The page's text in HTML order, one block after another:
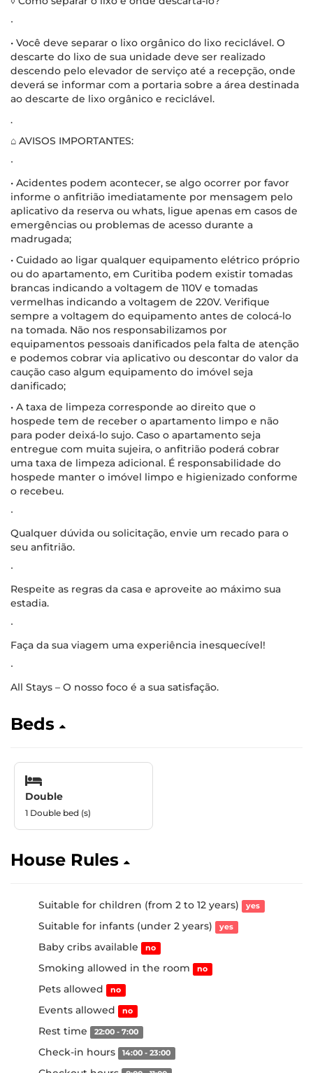
∙
• Você deve separar o lixo orgânico do lixo reciclável. O
descarte do lixo de sua unidade deve ser realizado
descendo pelo elevador de serviço até a recepção, onde
deverá se informar com a portaria sobre a área destinada
ao descarte de lixo orgânico e reciclável.
.
⌂ AVISOS IMPORTANTES:
∙
• Acidentes podem acontecer, se algo ocorrer por favor
informe o anfitrião imediatamente por mensagem pelo
aplicativo da reserva ou whats, ligue apenas em casos de
emergências ou problemas de acesso durante a
madrugada;
• Cuidado ao ligar qualquer equipamento elétrico próprio
ou do apartamento, em Curitiba podem existir tomadas
brancas indicando a voltagem de 110V e tomadas
vermelhas indicando a voltagem de 220V. Verifique
sempre a voltagem do equipamento antes de colocá-lo
na tomada. Não nos responsabilizamos por
equipamentos pessoais danificados pela falta de atenção
e podemos cobrar via aplicativo ou descontar do valor da
caução caso algum equipamento do imóvel seja
danificado;
• A taxa de limpeza corresponde ao direito que o
hospede tem de receber o apartamento limpo e não
para poder deixá-lo sujo. Caso o apartamento seja
entregue com muita sujeira, o anfitrião poderá cobrar
uma taxa de limpeza adicional. É responsabilidade do
hospede manter o imóvel limpo e higienizado conforme
o recebeu.
∙
Qualquer dúvida ou solicitação, envie um recado para o
seu anfitrião.
∙
Respeite as regras da casa e aproveite ao máximo sua
estadia.
∙
Faça da sua viagem uma experiência inesquecível!
∙
All Stays – O nosso foco é a sua satisfação.
Beds
Double
1 Double bed (s)
House Rules
Suitable for children (from 2 to 12 years) yes
Suitable for infants (under 2 years) yes
Baby cribs available no
Smoking allowed in the room no
Pets allowed no
Events allowed no
Rest time 22:00 - 7:00
Check-in hours 14:00 - 23:00